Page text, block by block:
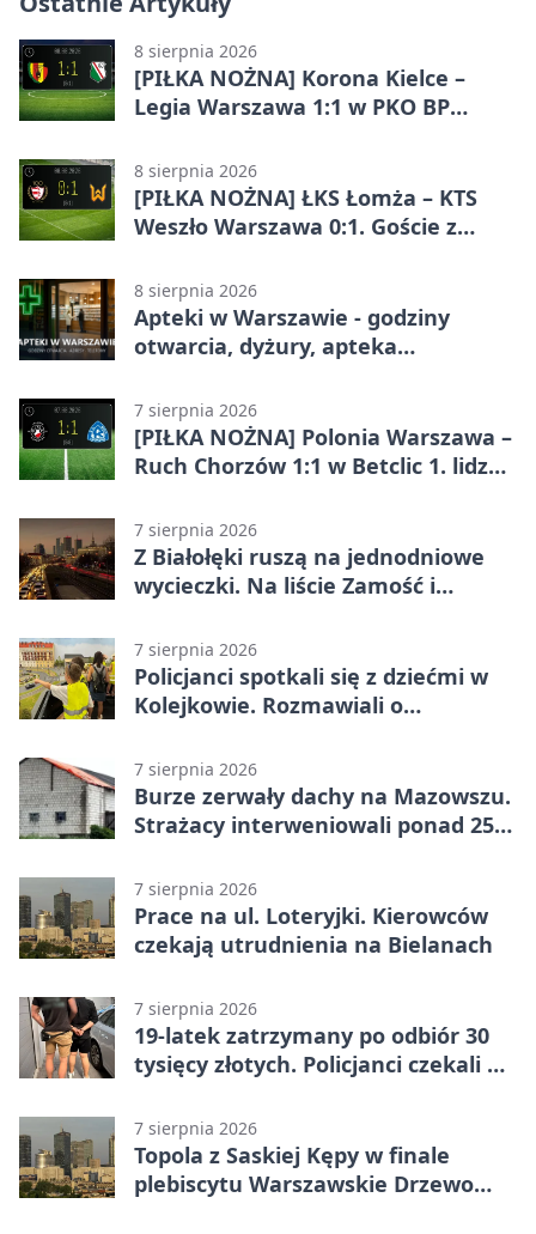
8 sierpnia 2026
[PIŁKA NOŻNA] Korona Kielce –
Legia Warszawa 1:1 w PKO BP
zwycięstwo z rąk
8 sierpnia 2026
[PIŁKA NOŻNA] ŁKS Łomża – KTS
Weszło Warszawa 0:1. Goście z
w Betclic 3. Lidze Grupa 1 (Grupa I)
8 sierpnia 2026
Apteki w Warszawie - godziny
otwarcia, dyżury, apteka
7 sierpnia 2026
[PIŁKA NOŻNA] Polonia Warszawa –
Ruch Chorzów 1:1 w Betclic 1. lidze.
7 sierpnia 2026
Z Białołęki ruszą na jednodniowe
wycieczki. Na liście Zamość i
7 sierpnia 2026
Policjanci spotkali się z dziećmi w
Kolejkowie. Rozmawiali o
7 sierpnia 2026
Burze zerwały dachy na Mazowszu.
Strażacy interweniowali ponad 250
7 sierpnia 2026
Prace na ul. Loteryjki. Kierowców
czekają utrudnienia na Bielanach
7 sierpnia 2026
19-latek zatrzymany po odbiór 30
tysięcy złotych. Policjanci czekali w
7 sierpnia 2026
Topola z Saskiej Kępy w finale
plebiscytu Warszawskie Drzewo